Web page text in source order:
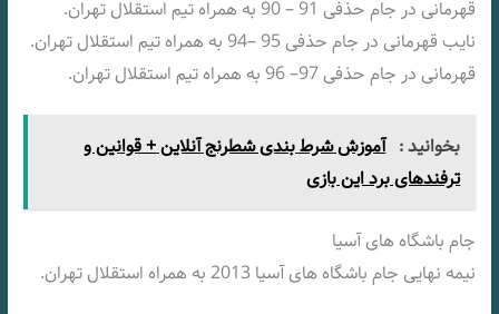
قهرمانی در جام حذفی 91 – 90 به همراه تیم استقلال تهران.
نایب قهرمانی در جام حذفی 95 –94 به همراه تیم استقلال تهران.
قهرمانی در جام حذفی 97– 96 به همراه تیم استقلال تهران.
بخوانید : آموزش شرط بندی شطرنج آنلاین + قوانین و
ترفندهای برد این بازی
جام باشگاه های آسیا
نیمه نهایی جام باشگاه های آسیا 2013 به همراه استقلال تهران.